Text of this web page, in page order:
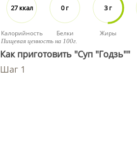
27 ккал
Калорийность
0 г
Белки
3 г
Жиры
Пищевая ценность на 100г.
Как приготовить "Суп "Годзь""